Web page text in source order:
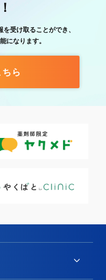
受け取ることができ、
になります。
ら